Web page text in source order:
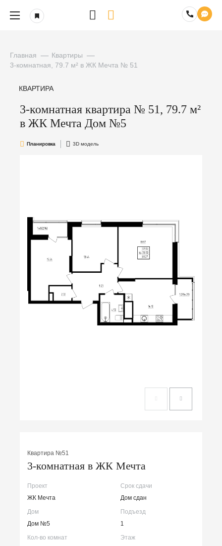
Главная
Квартиры
3-комнатная, 79.7 м² в ЖК Мечта № 51
КВАРТИРА
3-комнатная квартира № 51, 79.7 м²
в ЖК Мечта Дом №5
Планировка 3D модель
Квартира №51
3-комнатная в ЖК Мечта
Проект
ЖК Мечта
Срок сдачи
Дом сдан
Дом
Дом №5
Подъезд
1
Кол-во комнат
Этаж